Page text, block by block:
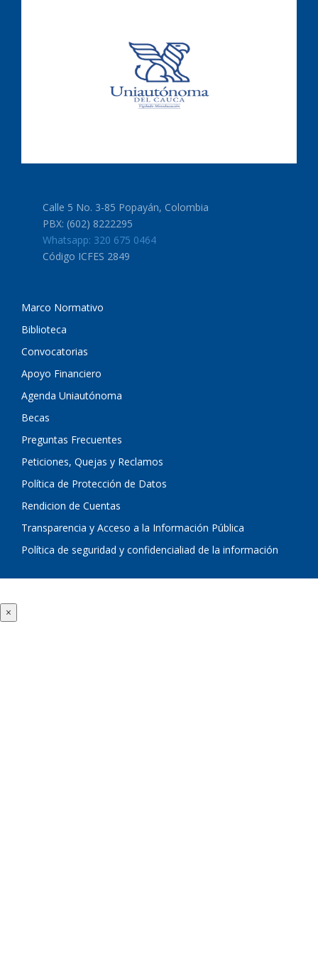
Calle 5 No. 3-85 Popayán, Colombia
PBX: (602) 8222295
Whatsapp: 320 675 0464
Código ICFES 2849
Marco Normativo
Biblioteca
Convocatorias
Apoyo Financiero
Agenda Uniautónoma
Becas
Preguntas Frecuentes
Peticiones, Quejas y Reclamos
Política de Protección de Datos
Rendicion de Cuentas
Transparencia y Acceso a la Información Pública
Política de seguridad y confidencialiad de la información
×